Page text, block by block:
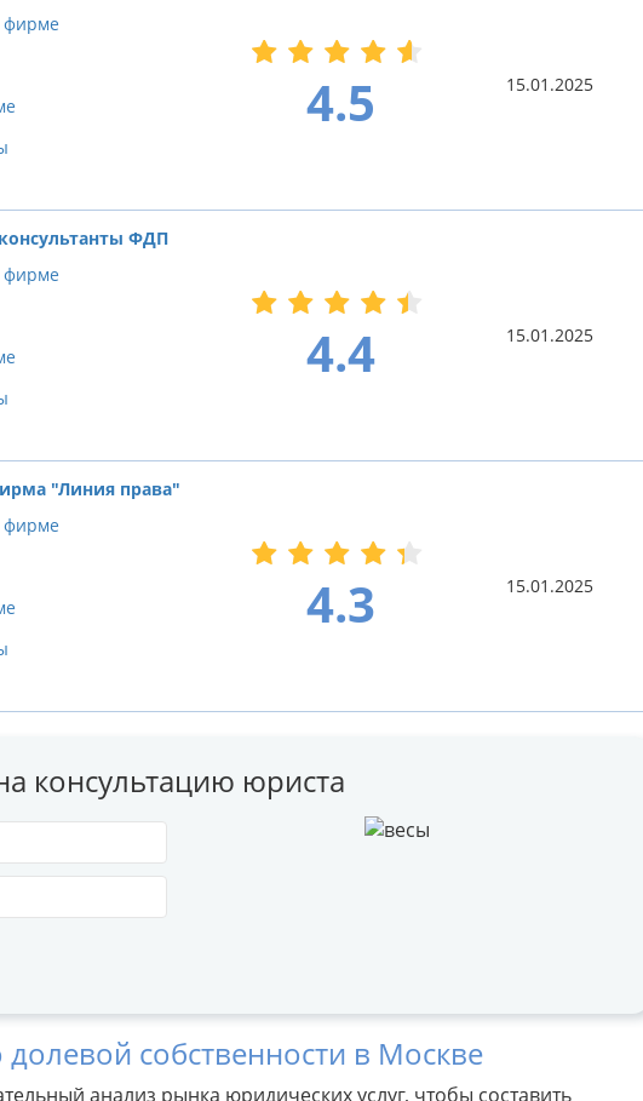
4.5 15.01.2025
ФДП
4.4 15.01.2025
"Линия права"
4.3 15.01.2025
консультацию юриста
собственности в Москве
анализ рынка юридических услуг, чтобы составить